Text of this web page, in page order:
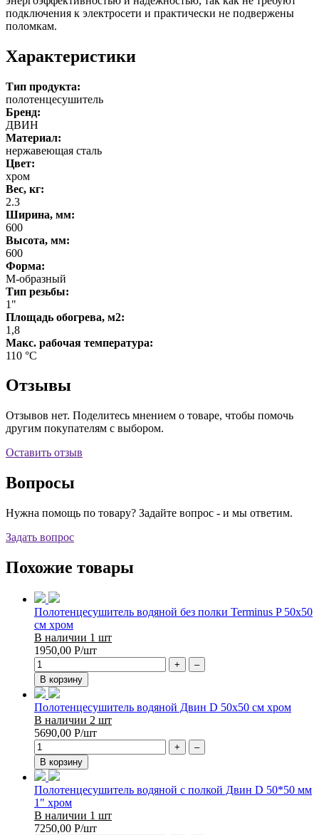
подключения к электросети и практически не подвержены
поломкам.
Характеристики
Тип продукта:
полотенцесушитель
Бренд:
ДВИН
Материал:
нержавеющая сталь
Цвет:
хром
Вес, кг:
2.3
Ширина, мм:
600
Высота, мм:
600
Форма:
М-образный
Тип резьбы:
1"
Площадь обогрева, м2:
1,8
Макс. рабочая температура:
110 °С
Отзывы
Отзывов нет. Поделитесь мнением о товаре, чтобы помочь
другим покупателям с выбором.
Оставить отзыв
Вопросы
Нужна помощь по товару? Задайте вопрос - и мы ответим.
Задать вопрос
Похожие товары
Полотенцесушитель водяной без полки Terminus P 50х50
см хром
В наличии 1 шт
1950,00 Р/шт
+
–
В корзину
Полотенцесушитель водяной Двин D 50х50 см хром
В наличии 2 шт
5690,00 Р/шт
+
–
В корзину
Полотенцесушитель водяной с полкой Двин D 50*50 мм
1" хром
В наличии 1 шт
7250,00 Р/шт